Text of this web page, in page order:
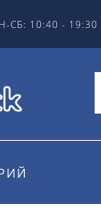
СБ: 10:40 - 19:30